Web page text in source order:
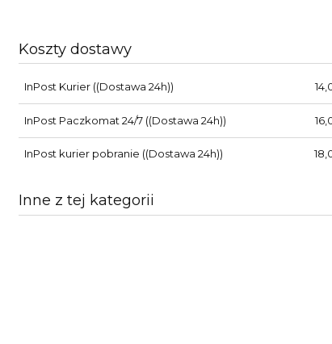
Koszty dostawy
InPost Kurier ((Dostawa 24h))
InPost Paczkomat 24/7((Dostawa 24h))
InPost kurier pobranie ((Dostawa 24h))
Inne z tej kategorii